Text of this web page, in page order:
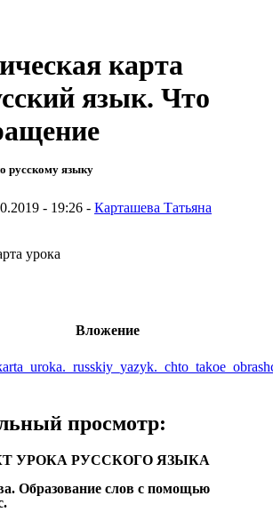
карта
язык. Что
русскому языку
- 19:26 - Карташева Татьяна
урока
Вложение
просмотр:
УРОКА РУССКОГО ЯЗЫКА
Образование слов с помощью